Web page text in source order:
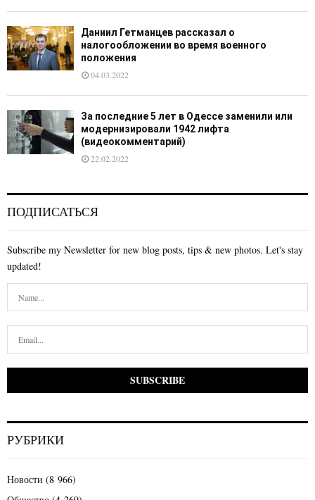
Даниил Гетманцев рассказал о
налогообложении во время военного
положения
04.03.2022
За последние 5 лет в Одессе заменили или
модернизировали 1942 лифта
(видеокомментарий)
22.02.2022
ПОДПИСАТЬСЯ
Subscribe my Newsletter for new blog posts, tips & new photos. Let's stay
updated!
РУБРИКИ
Новости (8 966)